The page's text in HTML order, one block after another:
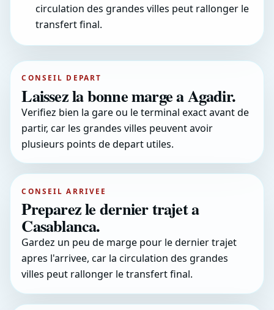
circulation des grandes villes peut rallonger le
transfert final.
CONSEIL DEPART
Laissez la bonne marge a Agadir.
Verifiez bien la gare ou le terminal exact avant de
partir, car les grandes villes peuvent avoir
plusieurs points de depart utiles.
CONSEIL ARRIVEE
Preparez le dernier trajet a
Casablanca.
Gardez un peu de marge pour le dernier trajet
apres l'arrivee, car la circulation des grandes
villes peut rallonger le transfert final.